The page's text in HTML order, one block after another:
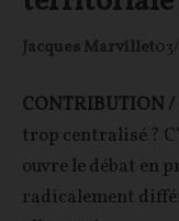
Jacques Marvillet
CONTRIBUTION
trop centralisé ?
ouvre le débat en
radicalement